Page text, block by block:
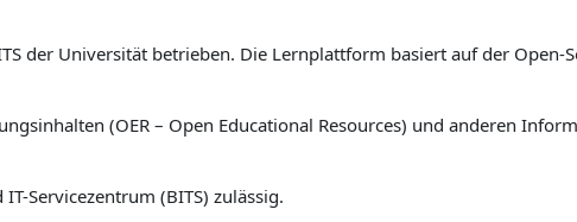
der Universität betrieben. Die Lernplattform basiert auf der Open-
(OER – Open Educational Resources) und anderen
Servicezentrum (BITS) zulässig.